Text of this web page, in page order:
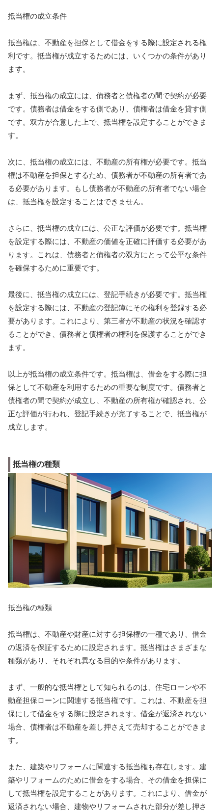
抵当権の成立条件
抵当権は、不動産を担保として借金をする際に設定される権
利です。抵当権が成立するためには、いくつかの条件があり
ます。
まず、抵当権の成立には、債務者と債権者の間で契約が必要
です。債務者は借金をする側であり、債権者は借金を貸す側
です。双方が合意した上で、抵当権を設定することができま
す。
次に、抵当権の成立には、不動産の所有権が必要です。抵当
権は不動産を担保とするため、債務者が不動産の所有者であ
る必要があります。もし債務者が不動産の所有者でない場合
は、抵当権を設定することはできません。
さらに、抵当権の成立には、公正な評価が必要です。抵当権
を設定する際には、不動産の価値を正確に評価する必要があ
ります。これは、債務者と債権者の双方にとって公平な条件
を確保するために重要です。
最後に、抵当権の成立には、登記手続きが必要です。抵当権
を設定する際には、不動産の登記簿にその権利を登録する必
要があります。これにより、第三者が不動産の状況を確認す
ることができ、債務者と債権者の権利を保護することができ
ます。
以上が抵当権の成立条件です。抵当権は、借金をする際に担
保として不動産を利用するための重要な制度です。債務者と
債権者の間で契約が成立し、不動産の所有権が確認され、公
正な評価が行われ、登記手続きが完了することで、抵当権が
成立します。
抵当権の種類
抵当権の種類
抵当権は、不動産や財産に対する担保権の一種であり、借金
の返済を保証するために設定されます。抵当権はさまざまな
種類があり、それぞれ異なる目的や条件があります。
まず、一般的な抵当権として知られるのは、住宅ローンや不
動産担保ローンに関連する抵当権です。これは、不動産を担
保にして借金をする際に設定されます。借金が返済されない
場合、債権者は不動産を差し押さえて売却することができま
す。
また、建築やリフォームに関連する抵当権も存在します。建
築やリフォームのために借金をする場合、その借金を担保に
して抵当権を設定することがあります。これにより、借金が
返済されない場合、建物やリフォームされた部分が差し押さ